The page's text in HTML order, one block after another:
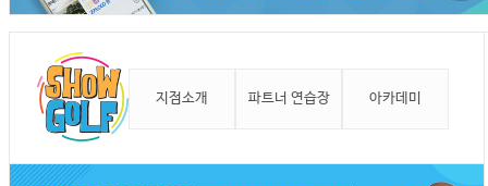
지점소개 파트너 연습장 아카데미